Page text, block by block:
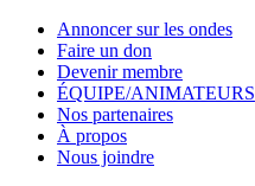
Annoncer sur les ondes
Faire un don
Devenir membre
ÉQUIPE/ANIMATEURS
Nos partenaires
À propos
Nous joindre